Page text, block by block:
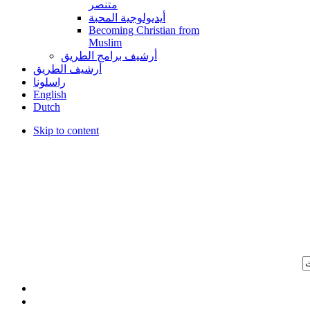
متنصر
أيديولوجية المحبة
Becoming Christian from
Muslim
أرشيف برامج الطريق
أرشيف الطريق
راسلونا
English
Dutch
Skip to content